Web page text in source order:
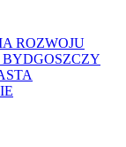
ROZWOJU